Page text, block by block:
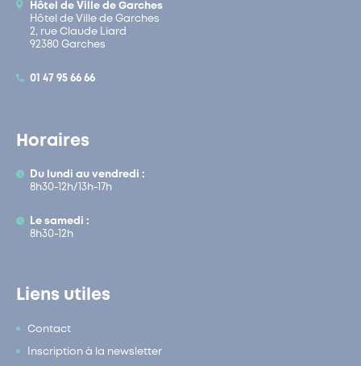
Hôtel de Ville de Garches
Hôtel de Ville de Garches
2, rue Claude Liard
92380 Garches
01 47 95 66 66
Horaires
Du lundi au vendredi :
8h30-12h/13h-17h
Le samedi :
8h30-12h
Liens utiles
Contact
Inscription à la newsletter